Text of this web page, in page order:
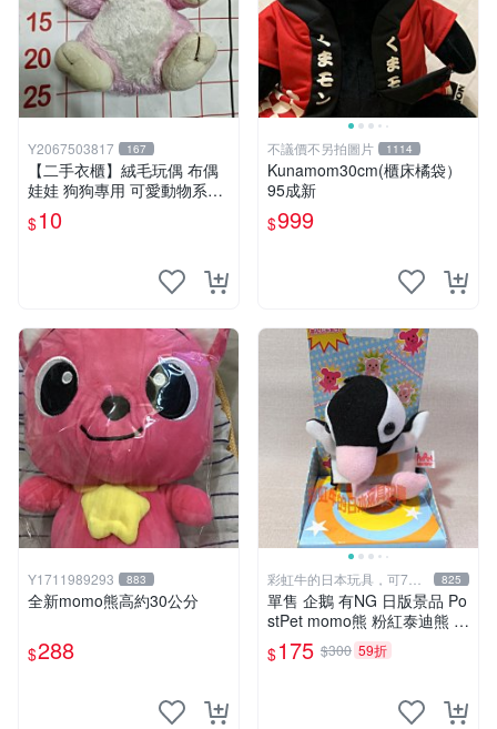
Y2067503817 167
【二手衣櫃】絨毛玩偶 布偶
娃娃 狗狗專用 可愛動物系列
耐咬耐磨玩具 玩偶 粉紅熊寵
物玩具 1120929
$10
不議價不另拍圖片 1114
Kunamom30cm(櫃床橘袋）
95成新
$999
Y1711989293 883
全新momo熊高約30公分
$288
彩虹牛的日本玩具，可7取
付
825
單售 企鵝 有NG 日版景品 Po
stPet momo熊 粉紅泰迪熊 娃
娃 布偶 手指頭 娃娃
$175 $300 59折